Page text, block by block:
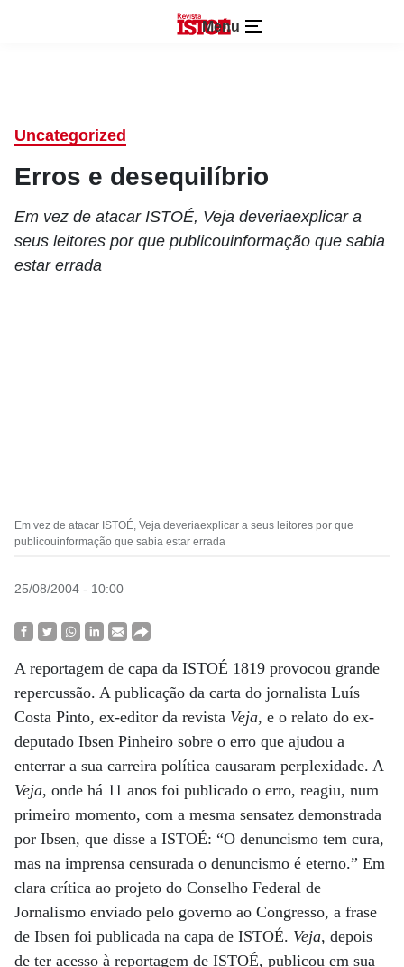
Menu
Uncategorized
Erros e desequilíbrio
Em vez de atacar ISTOÉ, Veja deveriaexplicar a
seus leitores por que publicouinformação que sabia
estar errada
Em vez de atacar ISTOÉ, Veja deveriaexplicar a seus leitores por que
publicouinformação que sabia estar errada
25/08/2004 - 10:00
A reportagem de capa da ISTOÉ 1819 provocou grande
repercussão. A publicação da carta do jornalista Luís
Costa Pinto, ex-editor da revista Veja, e o relato do ex-
deputado Ibsen Pinheiro sobre o erro que ajudou a
enterrar a sua carreira política causaram perplexidade. A
Veja, onde há 11 anos foi publicado o erro, reagiu, num
primeiro momento, com a mesma sensatez demonstrada
por Ibsen, que disse a ISTOÉ: “O denuncismo tem cura,
mas na imprensa censurada o denuncismo é eterno.” Em
clara crítica ao projeto do Conselho Federal de
Jornalismo enviado pelo governo ao Congresso, a frase
de Ibsen foi publicada na capa de ISTOÉ. Veja, depois
de ter acesso à reportagem de ISTOÉ, publicou em sua